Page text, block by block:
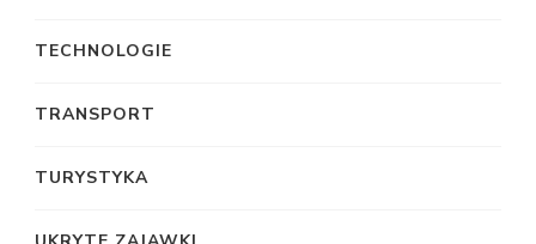
TECHNOLOGIE
TRANSPORT
TURYSTYKA